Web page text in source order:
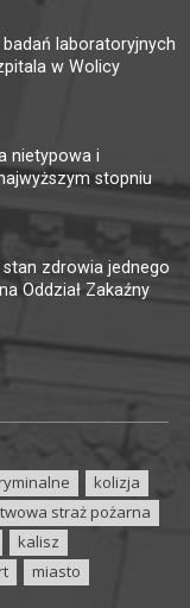
badań laboratoryjnych
w Wolicy
nietypowa i
stopniu
stan zdrowia jednego
Oddział Zakaźny
kolizja
straż pożarna
kalisz
miasto